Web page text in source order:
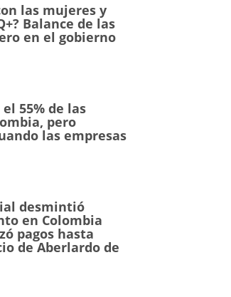
las mujeres y
Balance de las
en el gobierno
55% de las
pero
las empresas
desmintió
en Colombia
pagos hasta
de Aberlardo de